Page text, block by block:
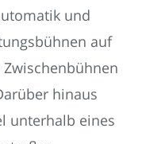
und
auf
hinaus
unterhalb eines